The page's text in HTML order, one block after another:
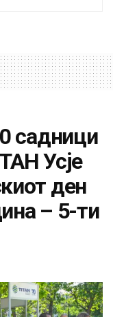
садници
Усје
ден
– 5-ти